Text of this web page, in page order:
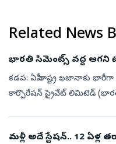
Related News
భారతి సిమెంట్స్‌ వద్ద ఆగని
కడప: ఏపీ రాష్ట్ర ఖజానాకు భారీగా పన్నులు చెల్లిస్తున్న భారతి సిమెంట్‌
కార్పొరేషన్‌ ప్రైవేట్‌ లిమిటెడ్‌ (భారతి
మళ్లీ అదే స్టేషన్‌.. 12 ఏళ్ల